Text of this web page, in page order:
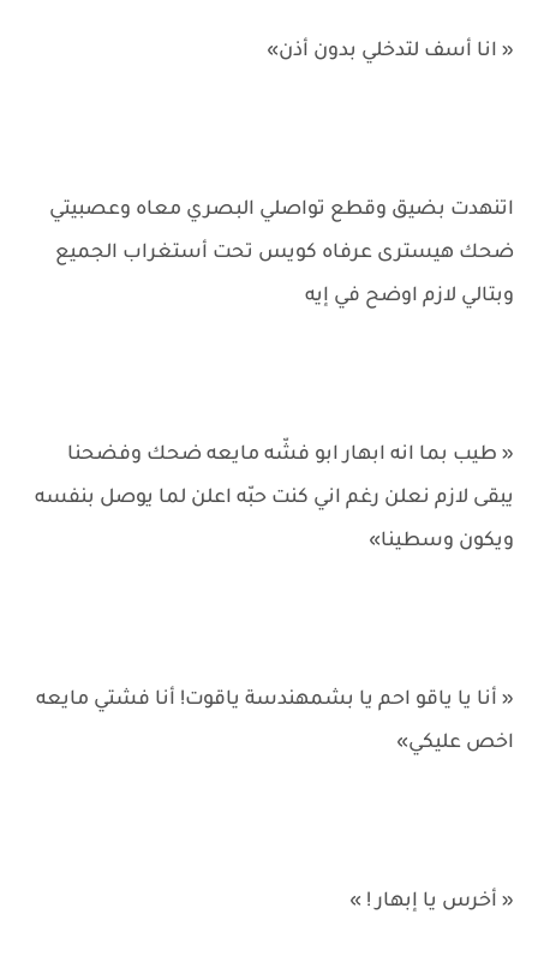
« انا أسف لتدخلي بدون أذن»
اتنهدت بضيق وقطع تواصلي البصري معاه وعصبيتي
ضحك هيسترى عرفاه كويس تحت أستغراب الجميع
وبتالي لازم اوضح في إيه
« طيب بما انه ابهار ابو فشّه مايعه ضحك وفضحنا
يبقى لازم نعلن رغم اني كنت حبّه اعلن لما يوصل بنفسه
ويكون وسطينا»
« أنا يا ياقو احم يا بشمهندسة ياقوت! أنا فشتي مايعه
اخص عليكي»
« أخرس يا إبهار ! »